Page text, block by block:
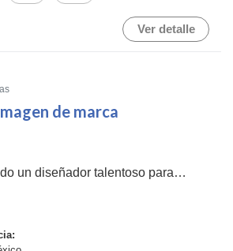
Ver detalle
de marca
un diseñador talentoso para
visual completa de Nutri
que resuene con un p...